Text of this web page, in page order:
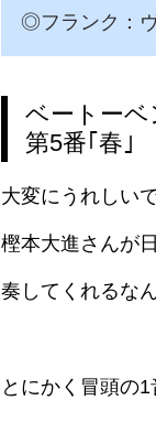
◎フランク：
ベートー
第5番｢春｣
大変にうれしい
樫本大進さんが
奏してくれるなん
とにかく冒頭の1